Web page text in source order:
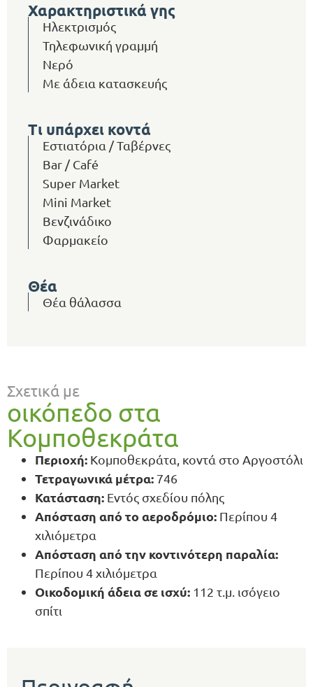
Χαρακτηριστικά γης
Ηλεκτρισμός
Τηλεφωνική γραμμή
Νερό
Με άδεια κατασκευής
Τι υπάρχει κοντά
Εστιατόρια / Ταβέρνες
Bar / Café
Super Market
Mini Market
Βενζινάδικο
Φαρμακείο
Θέα
Θέα θάλασσα
Σχετικά με
οικόπεδο στα
Κομποθεκράτα
Περιοχή: Κομποθεκράτα, κοντά στο Αργοστόλι
Τετραγωνικά μέτρα: 746
Κατάσταση: Εντός σχεδίου πόλης
Απόσταση από το αεροδρόμιο: Περίπου 4
χιλιόμετρα
Απόσταση από την κοντινότερη παραλία:
Περίπου 4 χιλιόμετρα
Οικοδομική άδεια σε ισχύ: 112 τ.μ. ισόγειο
σπίτι